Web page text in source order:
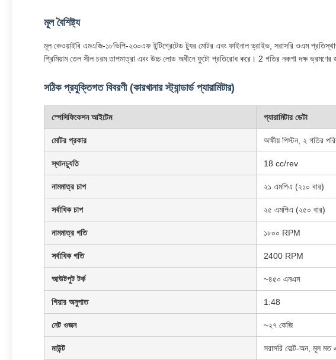
মূল বৈশিষ্ট্য
মূল কেওয়াইবি এমএজি-১৮ভিপি-২৩০এফ ইন্টিগ্রেটেড ট্যুর মোটর এবং ফাইনাল ড্রাইভ, সরাসরি ওএম
প্রিমিয়াম তেল সীল চরম তাপমাত্রা এবং উচ্চ লোড অধীনে ফুটো প্রতিরোধ করে। 2 গতির নকশা দক্ষ ভ্রমণের
সঠিক প্রযুক্তিগত বিবরণী (কারখানার স্ট্যান্ডার্ড প্যারামিটার)
স্পেসিফিকেশন আইটেম প্যারামিটার ডেটা
মোটর প্রকার অক্ষীয় পিস্টন, ২ গতির
স্থানচ্যুতি 18 cc/rev
নামমাত্র চাপ ২১ এমপিএ (২১০ বার)
সর্বাধিক চাপ ২৫ এমপিএ (২৫০ বার)
নামমাত্র গতি ১৮০০ RPM
সর্বাধিক গতি 2400 RPM
আউটপুট টর্ক ~৪৫০ এনএম
গিয়ার অনুপাত 1:48
নেট ওজন ~২৭ কেজি
মাউন্ট সরাসরি বোল্ট-অন, মূল মত